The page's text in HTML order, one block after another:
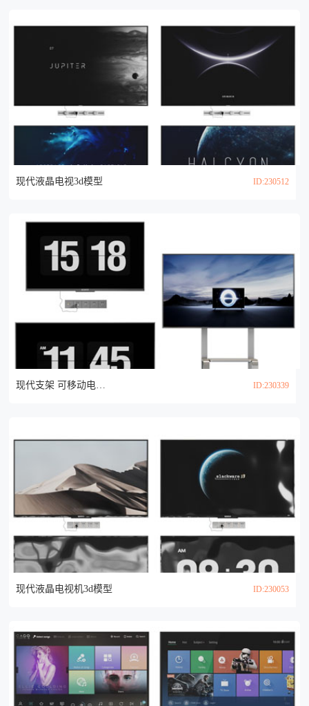
现代液晶电视3d模型 ID:230512
现代支架 可移动电视机3d模型 ID:230339
现代液晶电视机3d模型 ID:230053